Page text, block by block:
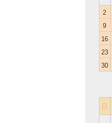
2
9
16
23
30
日